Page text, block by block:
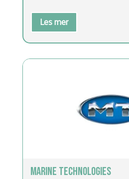
Les mer
MARINE TECHNOLOGIES